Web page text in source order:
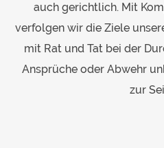
auch gerichtlich. Mit
verfolgen wir die Ziele
mit Rat und Tat bei der
Ansprüche oder Abwehr
zur